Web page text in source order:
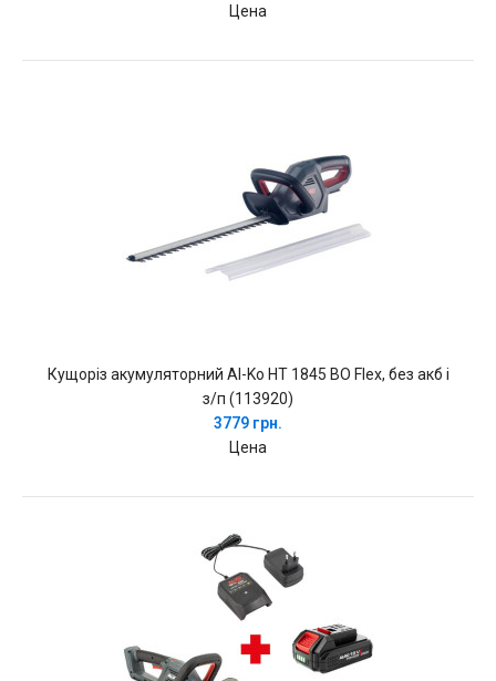
Цена
Кущоріз акумуляторний Al-Ko HT 1845 BO Flex, без акб і
з/п (113920)
3779 грн.
Цена